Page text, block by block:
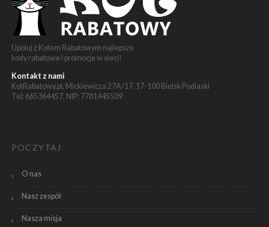
Upoluj z Kotem Rabatowym najlepsze
kody rabatowe i promocje w sieci!
Kontakt z nami
KotRabatowy.pl, Mickiewicza 27A/17, 17-100 Bielsk Podlaski
Tel: 665364457, NIP: 7781445509
POCZYTAJ
O nas
Nasz zespół
Nasza misja